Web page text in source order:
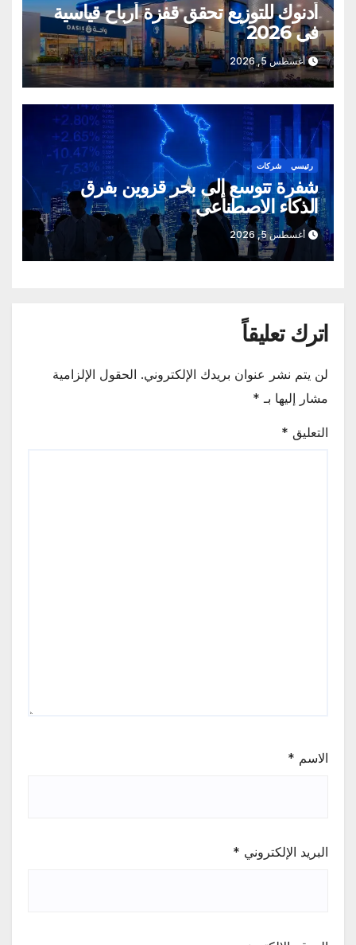
أدنوك للتوزيع تحقق قفزة أرباح قياسية
في 2026
أغسطس 5, 2026
رئيسي شركات
شفرة تتوسع إلى بحر قزوين بفرق
الذكاء الاصطناعي
أغسطس 5, 2026
اترك تعليقاً
لن يتم نشر عنوان بريدك الإلكتروني. الحقول الإلزامية
مشار إليها بـ *
التعليق *
الاسم *
البريد الإلكتروني *